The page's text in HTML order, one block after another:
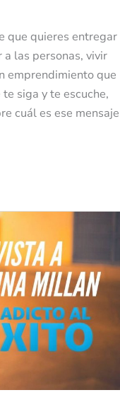
que quieres entregar
a las personas, vivir
emprendimiento que
siga y te escuche,
cuál es ese mensaje